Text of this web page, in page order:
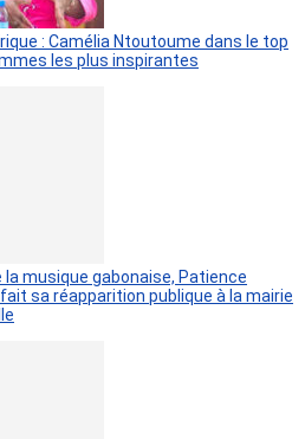
: Camélia Ntoutoume dans le top
les plus inspirantes
la musique gabonaise, Patience
fait sa réapparition publique à la mairie